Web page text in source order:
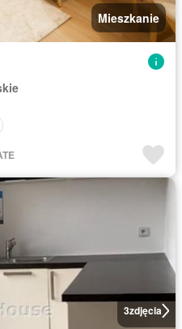
Mieszkanie
3zdjęcia